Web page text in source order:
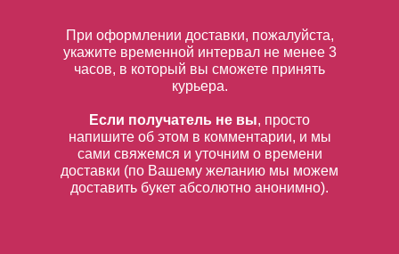
При оформлении доставки, пожалуйста,
укажите временной интервал не менее 3
часов, в который вы сможете принять
курьера.
Если получатель не вы, просто
напишите об этом в комментарии, и мы
сами свяжемся и уточним о времени
доставки (по Вашему желанию мы можем
доставить букет абсолютно анонимно).